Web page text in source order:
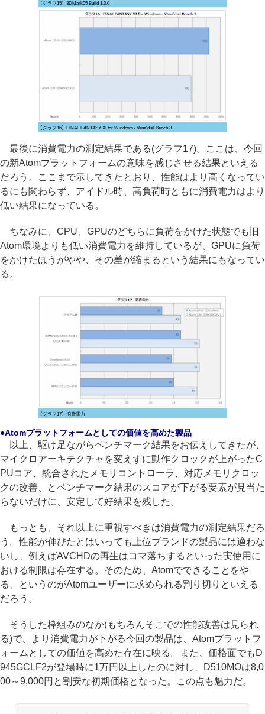
【グラフ15】3DMark05 Build 1.3.0
【グラフ16】FINAL FANTASY XI for Windows - Vana'diel Bench 3
最後に消費電力の測定結果である(グラフ17)。ここは、今回
の新Atomプラットフォームの意味を感じさせる結果といえる
だろう。ここまで示してきたとおり、性能はより高くなってい
るにも関わらず、アイドル時、高負荷時ともに消費電力はより
低い結果になっている。
ちなみに、CPU、GPUのどちらに負荷をかけた状態でも旧
Atom環境よりも低い消費電力を維持しているが、GPUに負荷
をかけたほうがやや、その差が縮まるという結果にもなってい
る。
【グラフ17】消費電力
●Atomプラットフォームとしての価値を高めた製品
以上、駆け足ながらベンチマーク結果をお伝えしてきたが、
マイクロアーキテクチャを変えずに動作クロックが上がったC
PUコア、統合されたメモリコントローラ、対応メモリクロッ
クの改善、とベンチマーク結果のスコアが下がる要素が見当た
らないだけに、安定して好結果を残した。
もっとも、それ以上に重視すべきは消費電力の測定結果だろ
う。性能が伸びたとはいっても上位ブランドの製品には適わな
いし、例えばAVCHDの再生はコマ落ちするといった実使用に
おける制限は存在する。そのため、Atomでできることをや
る、というのがAtomユーザーに求められる割り切りといえる
だろう。
そうした枠組みのなか(もちろんそこでの性能改善は見られ
る)で、より消費電力が下がる今回の製品は、Atomプラットフ
ォームとしての価値を高めた存在に映る。また、価格面でもD
945GCLF2が登場時に1万円以上したのに対し、D510MOは8,0
00～9,000円と割安な初期価格となった。この点も魅力だ。